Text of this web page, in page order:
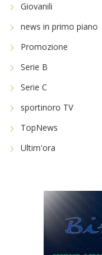
Giovanili
news in primo piano
Promozione
Serie B
Serie C
sportinoro TV
TopNews
Ultim'ora